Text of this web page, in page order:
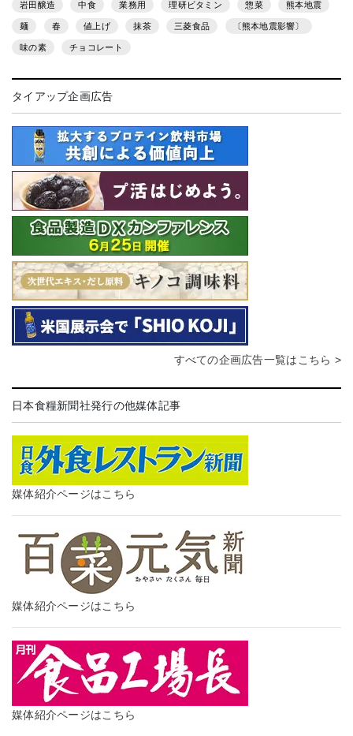
岩田醸造 中食 業務用 理研ビタミン 惣菜 熊本地震
麺 春 値上げ 抹茶 三菱食品 〔熊本地震影響〕
味の素 チョコレート
タイアップ企画広告
すべての企画広告一覧はこちら >
日本食糧新聞社発行の他媒体記事
媒体紹介ページはこちら
媒体紹介ページはこちら
媒体紹介ページはこちら